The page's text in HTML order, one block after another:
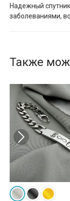
Надежный
заболеваниями,
Также